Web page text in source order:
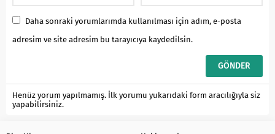
Daha sonraki yorumlarımda kullanılması için adım, e-posta
adresim ve site adresim bu tarayıcıya kaydedilsin.
Henüz yorum yapılmamış. İlk yorumu yukarıdaki form aracılığıyla siz
yapabilirsiniz.